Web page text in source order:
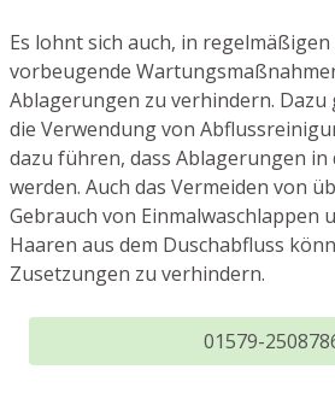
Es lohnt sich auch, in
vorbeugende
Ablagerungen zu verhindern.
die Verwendung von
dazu führen, dass Ablagerungen
werden. Auch das Vermeiden von
Gebrauch von Einmalwaschlappen
Haaren aus dem Duschabfluss
Zusetzungen zu verhindern.
01579-